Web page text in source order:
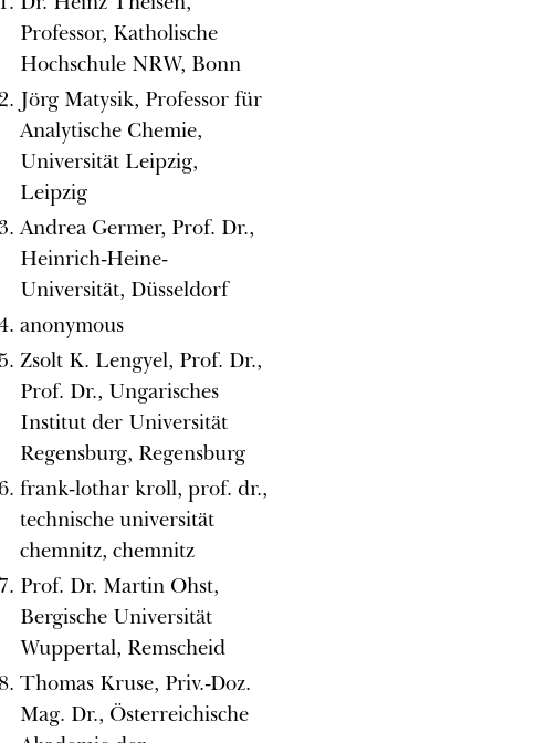
Professor, Katholische
Hochschule NRW, Bonn
Jörg Matysik, Professor für
Analytische Chemie,
Universität Leipzig,
Leipzig
Andrea Germer, Prof. Dr.,
Heinrich-Heine-
Universität, Düsseldorf
anonymous
Zsolt K. Lengyel, Prof. Dr.,
Prof. Dr., Ungarisches
Institut der Universität
Regensburg, Regensburg
frank-lothar kroll, prof. dr.,
technische universität
chemnitz, chemnitz
Prof. Dr. Martin Ohst,
Bergische Universität
Wuppertal, Remscheid
Thomas Kruse, Priv.-Doz.
Mag. Dr., Österreichische